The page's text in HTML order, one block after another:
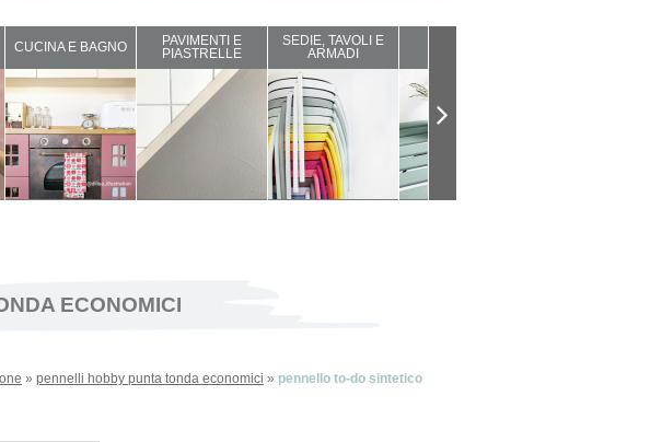
CUCINA E BAGNO
PAVIMENTI E
PIASTRELLE
SEDIE, TAVOLI E
ARMADI
ECONOMICI
» pennelli hobby punta tonda economici » pennello to-do sintetico